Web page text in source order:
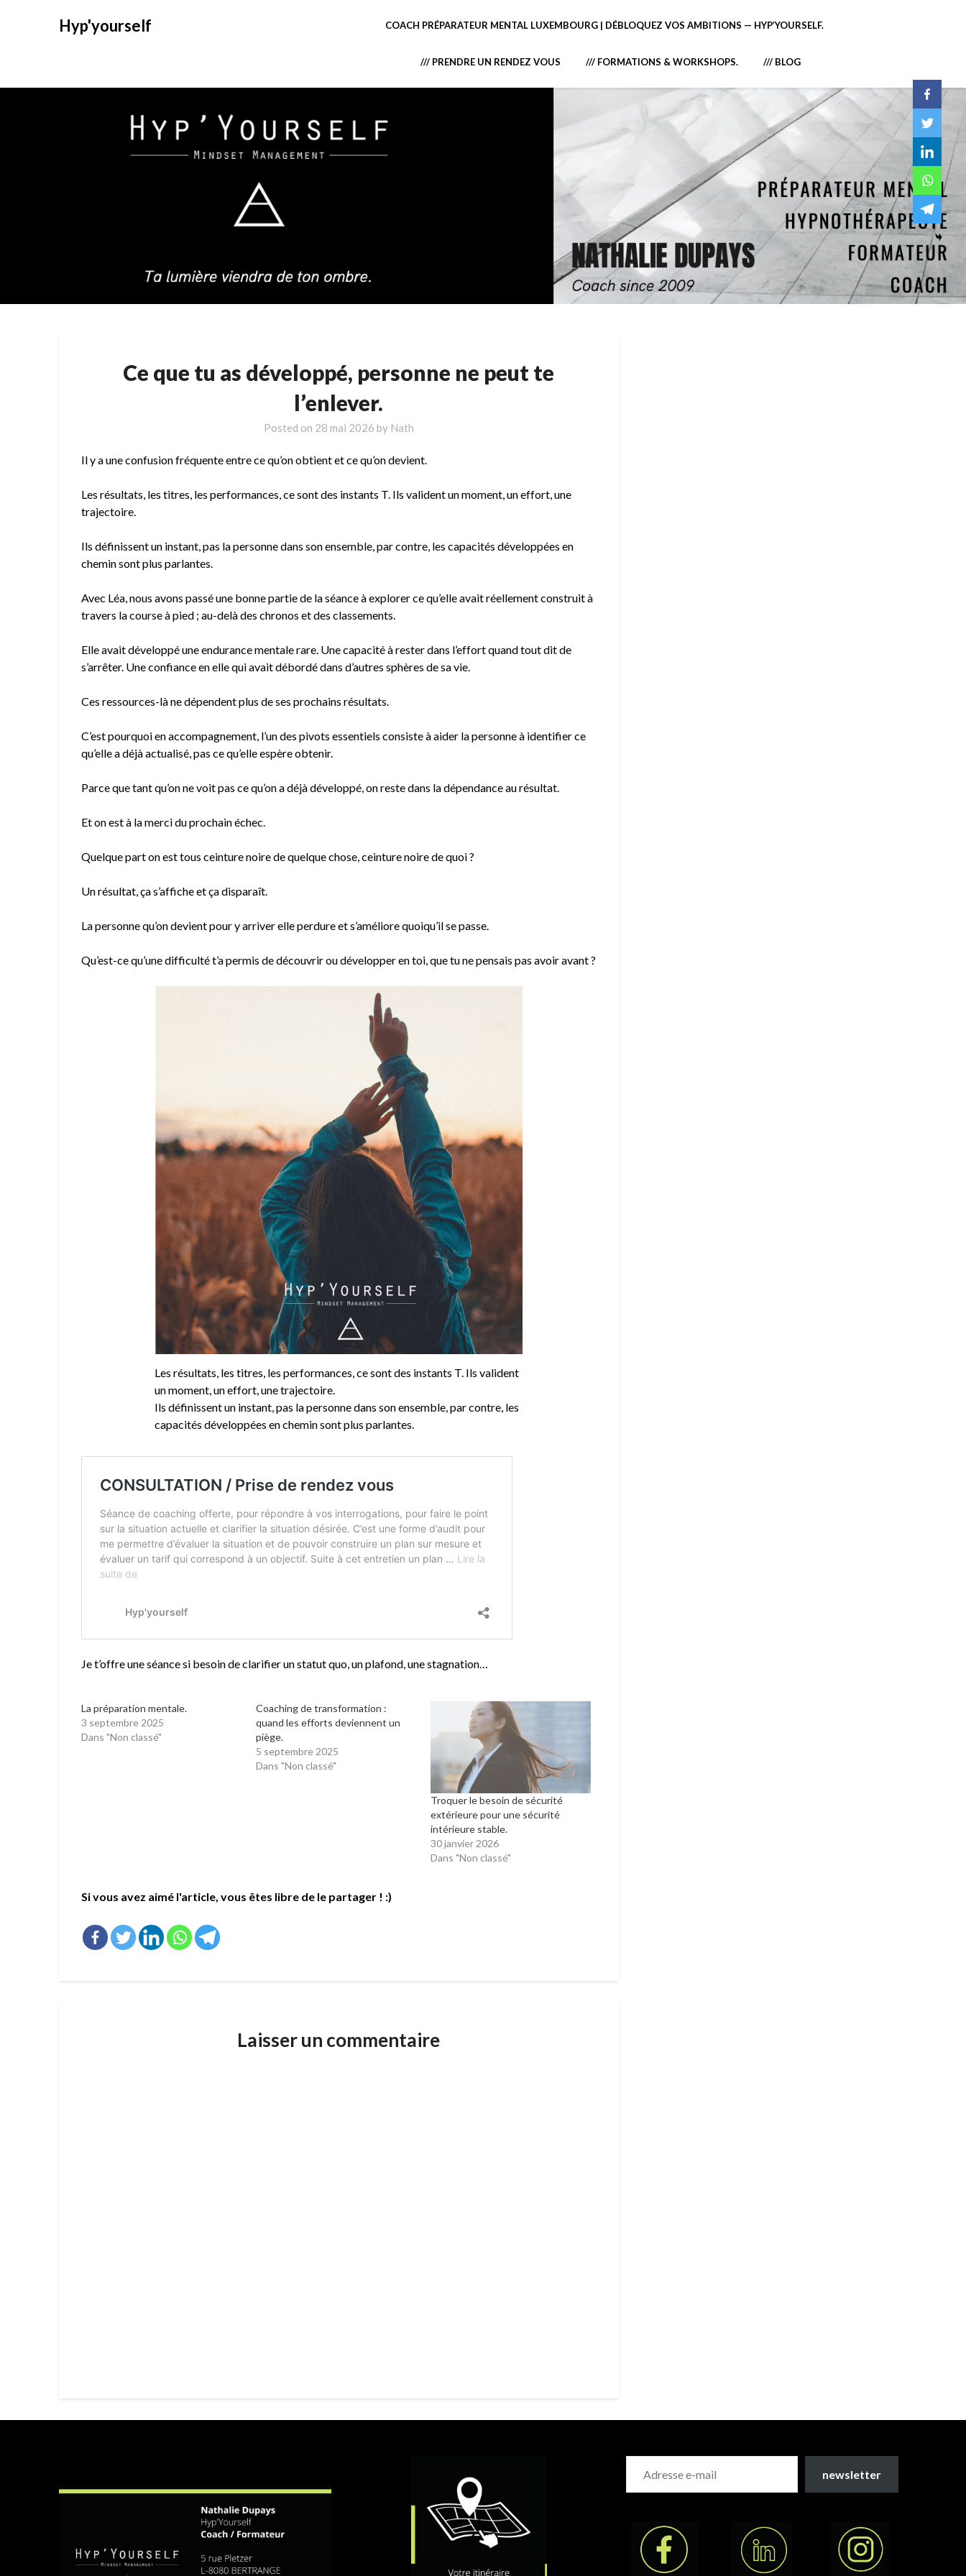
Hyp'yourself COACH PRÉPARATEUR MENTAL LUXEMBOURG | DÉBLOQUEZ VOS AMBITIONS — HYP’YOURSELF.
/// PRENDRE UN RENDEZ VOUS /// FORMATIONS & WORKSHOPS. /// BLOG
Ce que tu as développé, personne ne peut te
l’enlever.
Posted on 28 mai 2026 by Nath
Il y a une confusion fréquente entre ce qu’on obtient et ce qu’on devient.
Les résultats, les titres, les performances, ce sont des instants T. Ils valident un moment, un effort, une
trajectoire.
Ils définissent un instant, pas la personne dans son ensemble, par contre, les capacités développées en
chemin sont plus parlantes.
Avec Léa, nous avons passé une bonne partie de la séance à explorer ce qu’elle avait réellement construit à
travers la course à pied ; au-delà des chronos et des classements.
Elle avait développé une endurance mentale rare. Une capacité à rester dans l’effort quand tout dit de
s’arrêter. Une confiance en elle qui avait débordé dans d’autres sphères de sa vie.
Ces ressources-là ne dépendent plus de ses prochains résultats.
C’est pourquoi en accompagnement, l’un des pivots essentiels consiste à aider la personne à identifier ce
qu’elle a déjà actualisé, pas ce qu’elle espère obtenir.
Parce que tant qu’on ne voit pas ce qu’on a déjà développé, on reste dans la dépendance au résultat.
Et on est à la merci du prochain échec.
Quelque part on est tous ceinture noire de quelque chose, ceinture noire de quoi ?
Un résultat, ça s’affiche et ça disparaît.
La personne qu’on devient pour y arriver elle perdure et s’améliore quoiqu’il se passe.
Qu’est-ce qu’une difficulté t’a permis de découvrir ou développer en toi, que tu ne pensais pas avoir avant ?
Les résultats, les titres, les performances, ce sont des instants T. Ils valident
un moment, un effort, une trajectoire.
Ils définissent un instant, pas la personne dans son ensemble, par contre, les
capacités développées en chemin sont plus parlantes.
Je t’offre une séance si besoin de clarifier un statut quo, un plafond, une stagnation…
La préparation mentale.
3 septembre 2025
Dans "Non classé"
Coaching de transformation :
quand les efforts deviennent un
piège.
5 septembre 2025
Dans "Non classé"
Troquer le besoin de sécurité
extérieure pour une sécurité
intérieure stable.
30 janvier 2026
Dans "Non classé"
Si vous avez aimé l'article, vous êtes libre de le partager ! :)
Laisser un commentaire
newsletter